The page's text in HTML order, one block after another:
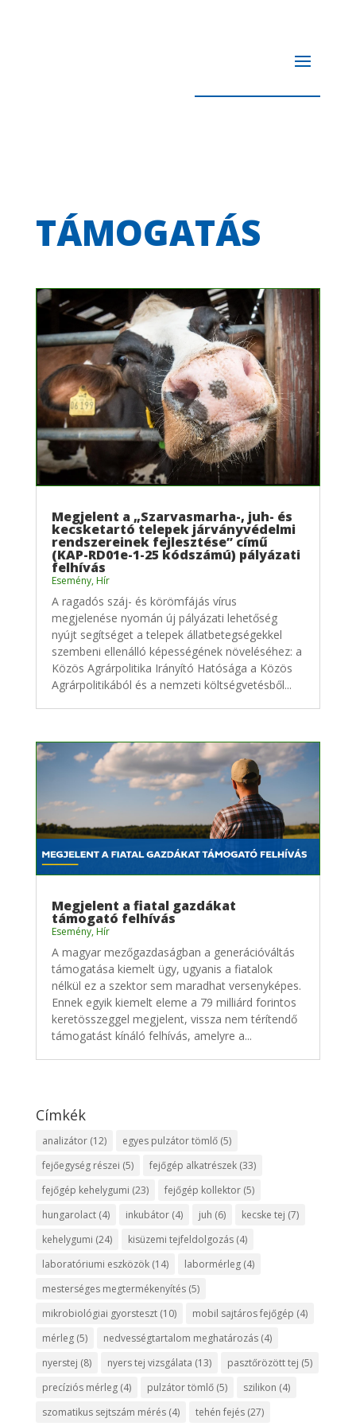
TÁMOGATÁS
Megjelent a „Szarvasmarha-, juh- és
kecsketartó telepek járványvédelmi
rendszereinek fejlesztése” című
(KAP-RD01e-1-25 kódszámú) pályázati
felhívás
Esemény, Hír
A ragadós száj- és körömfájás vírus
megjelenése nyomán új pályázati lehetőség
nyújt segítséget a telepek állatbetegségekkel
szembeni ellenálló képességének növeléséhez: a
Közös Agrárpolitika Irányító Hatósága a Közös
Agrárpolitikából és a nemzeti költségvetésből...
Megjelent a fiatal gazdákat
támogató felhívás
Esemény, Hír
A magyar mezőgazdaságban a generációváltás
támogatása kiemelt ügy, ugyanis a fiatalok
nélkül ez a szektor sem maradhat versenyképes.
Ennek egyik kiemelt eleme a 79 milliárd forintos
keretösszeggel megjelent, vissza nem térítendő
támogatást kínáló felhívás, amelyre a...
Címkék
analizátor(12) egyes pulzátor tömlő(5)
fejőegység részei (5) fejőgép alkatrészek(33)
fejőgép kehelygumi (23) fejőgép kollektor(5)
hungarolact(4) inkubátor(4) juh (6) kecske tej (7)
kehelygumi (24) kisüzemi tejfeldolgozás(4)
laboratóriumi eszközök(14) labormérleg(4)
mesterséges megtermékenyítés(5)
mikrobiológiai gyorsteszt(10) mobil sajtáros fejőgép (4)
mérleg(5) nedvességtartalom meghatározás(4)
nyerstej (8) nyers tej vizsgálata (13) pasztőrözött tej (5)
precíziós mérleg(4) pulzátor tömlő(5) szilikon (4)
szomatikus sejtszám mérés(4) tehén fejés(27)